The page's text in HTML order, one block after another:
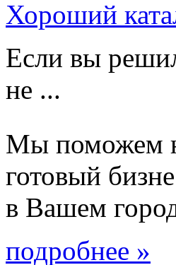
Хороший
Если вы
не ...
Мы поможем
готовый
в Вашем
подробнее »